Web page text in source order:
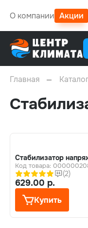
О компании Акции
Главная
Стабилизатор
Код товара:
(2)
629.00 р.
Купить